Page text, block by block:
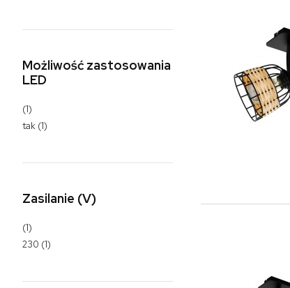
Możliwość zastosowania
LED
(1)
tak (1)
Zasilanie (V)
(1)
230 (1)